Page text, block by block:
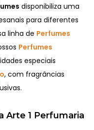
disponibiliza uma
para diferentes
linha de Perfumes
Perfumes
especiais
, com fragrâncias
Arte 1 Perfumaria